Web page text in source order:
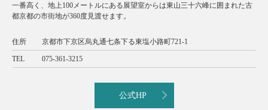
一番高く、地上100メートルにある展望室からは東山三十六峰に囲まれた古
都京都の市街地が360度見渡せます。
住所 京都市下京区烏丸通七条下る東塩小路町721-1
TEL 075-361-3215
公式HP